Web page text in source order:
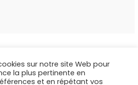
sur notre site Web pour
la plus pertinente en
et en répétant vos